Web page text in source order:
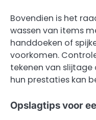
Bovendien is het
wassen van items
handdoeken of
voorkomen.
tekenen van
hun prestaties kan
Opslagtips voor